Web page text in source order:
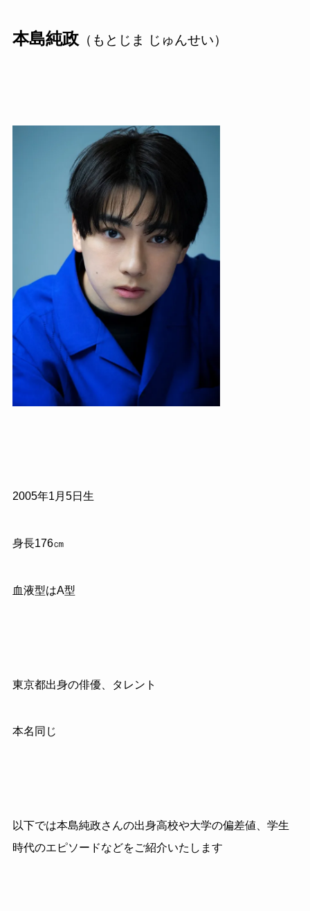
本島純政（もとじま じゅんせい）
2005年1月5日生
身長176㎝
血液型はA型
東京都出身の俳優、タレント
本名同じ
以下では本島純政さんの出身高校や大学の偏差値、学生
時代のエピソードなどをご紹介いたします